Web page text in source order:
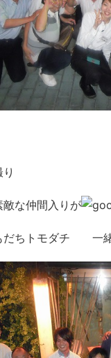
な仲間入りが
だちトモダチ 一